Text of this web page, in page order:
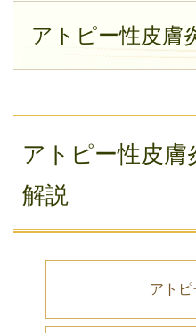
アトピー性皮膚
アトピー性皮膚
解説
アトピ